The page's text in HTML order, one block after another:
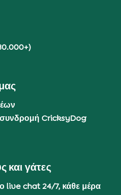
συνδρομή CricksyDog
και γάτες
live chat 24/7, κάθε μέρα